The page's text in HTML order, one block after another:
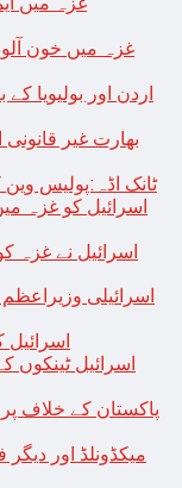
غزہ میں خون
اردن اور بولیویا
بھارت غیر
ٹانک اڈہ:پولیس وین
اسرائیل کو غزہ
اسرائیلی
اسرائیل
پاکستان کے خلاف
میکڈونلڈ اور